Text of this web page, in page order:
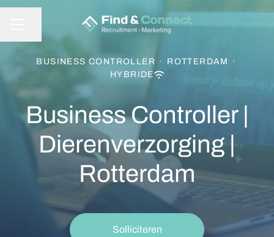
BUSINESS CONTROLLER · ROTTERDAM
·
HYBRIDE
Business Controller |
Dierenverzorging |
Rotterdam
Solliciteren